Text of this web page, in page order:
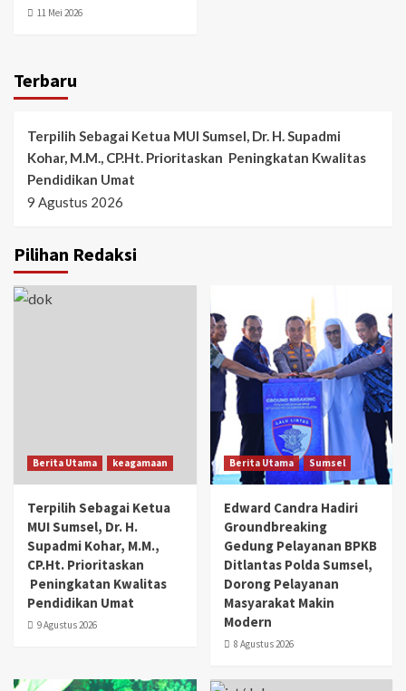
11 Mei 2026
Terbaru
Terpilih Sebagai Ketua MUI Sumsel, Dr. H. Supadmi
Kohar, M.M., CP.Ht. Prioritaskan Peningkatan Kwalitas
Pendidikan Umat
9 Agustus 2026
Pilihan Redaksi
Berita Utama keagamaan
Terpilih Sebagai Ketua
MUI Sumsel, Dr. H.
Supadmi Kohar, M.M.,
CP.Ht. Prioritaskan
Peningkatan Kwalitas
Pendidikan Umat
9 Agustus 2026
Berita Utama Sumsel
Edward Candra Hadiri
Groundbreaking
Gedung Pelayanan BPKB
Ditlantas Polda Sumsel,
Dorong Pelayanan
Masyarakat Makin
Modern
8 Agustus 2026